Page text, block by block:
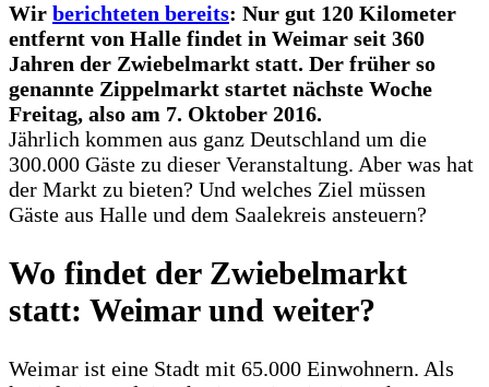
Wir berichteten bereits: Nur gut 120 Kilometer
entfernt von Halle findet in Weimar seit 360
Jahren der Zwiebelmarkt statt. Der früher so
genannte Zippelmarkt startet nächste Woche
Freitag, also am 7. Oktober 2016.
Jährlich kommen aus ganz Deutschland um die
300.000 Gäste zu dieser Veranstaltung. Aber was hat
der Markt zu bieten? Und welches Ziel müssen
Gäste aus Halle und dem Saalekreis ansteuern?
Wo findet der Zwiebelmarkt
statt: Weimar und weiter?
Weimar ist eine Stadt mit 65.000 Einwohnern. Als